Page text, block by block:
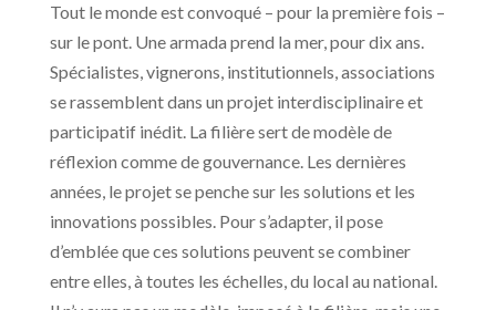
Tout le monde est convoqué – pour la première fois –
sur le pont. Une armada prend la mer, pour dix ans.
Spécialistes, vignerons, institutionnels, associations
se rassemblent dans un projet interdisciplinaire et
participatif inédit. La filière sert de modèle de
réflexion comme de gouvernance. Les dernières
années, le projet se penche sur les solutions et les
innovations possibles. Pour s’adapter, il pose
d’emblée que ces solutions peuvent se combiner
entre elles, à toutes les échelles, du local au national.